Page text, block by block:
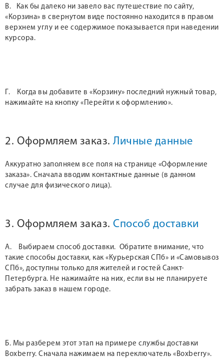
В. Как бы далеко ни завело вас путешествие по сайту,
«Корзина» в свернутом виде постоянно находится в правом
верхнем углу и ее содержимое показывается при наведении
курсора.
Г. Когда вы добавите в «Корзину» последний нужный товар,
нажимайте на кнопку «Перейти к оформлению».
2. Оформляем заказ. Личные данные
Аккуратно заполняем все поля на странице «Оформление
заказа». Сначала вводим контактные данные (в данном
случае для физического лица).
3. Оформляем заказ. Способ доставки
А. Выбираем способ доставки. Обратите внимание, что
такие способы доставки, как «Курьерская СПб» и «Самовывоз
СПб», доступны только для жителей и гостей Санкт-
Петербурга. Не нажимайте на них, если вы не планируете
забрать заказ в нашем городе.
Б. Мы разберем этот этап на примере службы доставки
Boxberry. Сначала нажимаем на переключатель «Boxberry».